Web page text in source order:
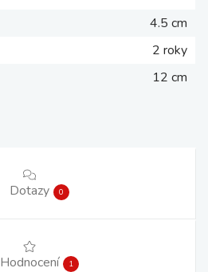
4.5 cm
2 roky
12 cm
Dotazy 0
Hodnocení 1